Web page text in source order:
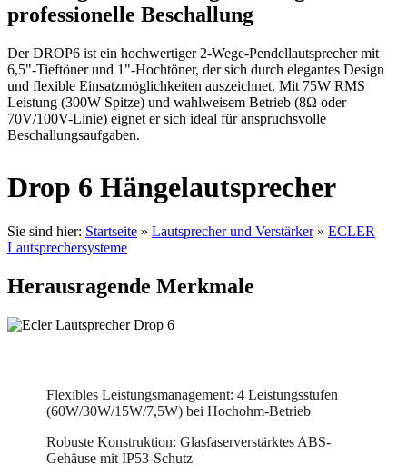
professionelle Beschallung
Der DROP6 ist ein hochwertiger 2-Wege-Pendellautsprecher mit
6,5"-Tieftöner und 1"-Hochtöner, der sich durch elegantes Design
und flexible Einsatzmöglichkeiten auszeichnet. Mit 75W RMS
Leistung (300W Spitze) und wahlweisem Betrieb (8Ω oder
70V/100V-Linie) eignet er sich ideal für anspruchsvolle
Beschallungsaufgaben.
Drop 6 Hängelautsprecher
Sie sind hier: Startseite » Lautsprecher und Verstärker» ECLER
Lautsprechersysteme
Herausragende Merkmale
Flexibles Leistungsmanagement: 4 Leistungsstufen
(60W/30W/15W/7,5W) bei Hochohm-Betrieb
Robuste Konstruktion: Glasfaserverstärktes ABS-
Gehäuse mit IP53-Schutz